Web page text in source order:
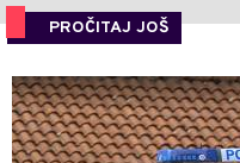
PROČITAJ JOŠ